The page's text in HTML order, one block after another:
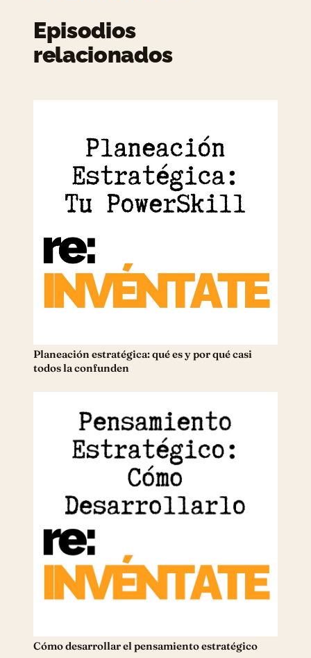
Episodios
relacionados
Planeación estratégica: qué es y por qué casi
todos la confunden
Cómo desarrollar el pensamiento estratégico